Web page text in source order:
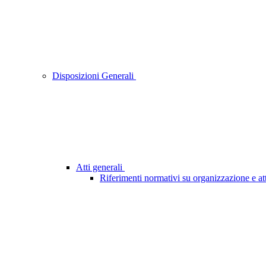
Disposizioni Generali
Atti generali
Riferimenti normativi su organizzazione e